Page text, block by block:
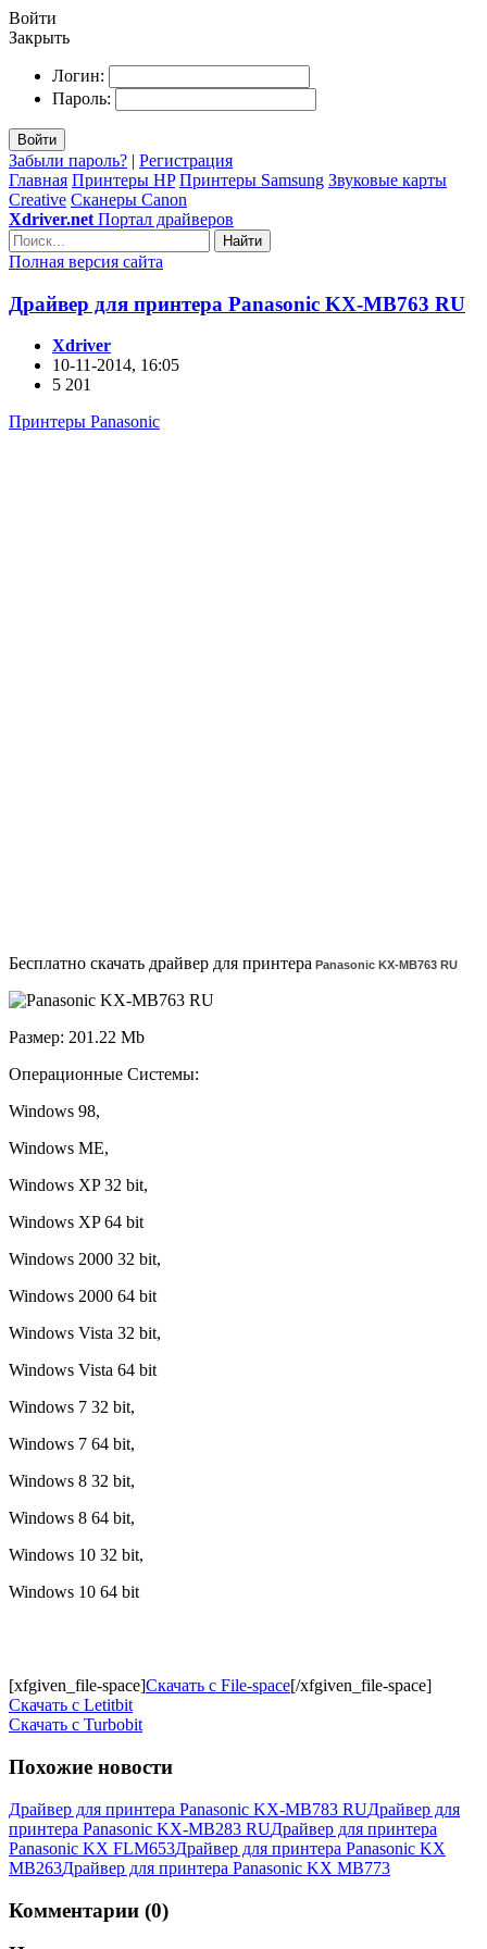
Войти
Закрыть
Логин:
Пароль:
Войти
Забыли пароль? | Регистрация
Главная Принтеры HP Принтеры Samsung Звуковые карты
Creative Сканеры Canon
Xdriver.net Портал драйверов
Найти
Полная версия сайта
Драйвер для принтера Panasonic KX-MB763 RU
Xdriver
10-11-2014, 16:05
5 201
Принтеры Panasonic
Бесплатно скачать драйвер для принтера Panasonic KX-MB763 RU
Размер: 201.22 Mb
Операционные Системы:
Windows 98,
Windows ME,
Windows XP 32 bit,
Windows XP 64 bit
Windows 2000 32 bit,
Windows 2000 64 bit
Windows Vista 32 bit,
Windows Vista 64 bit
Windows 7 32 bit,
Windows 7 64 bit,
Windows 8 32 bit,
Windows 8 64 bit,
Windows 10 32 bit,
Windows 10 64 bit
[xfgiven_file-space]Скачать с File-space[/xfgiven_file-space]
Скачать c Letitbit
Скачать c Turbobit
Похожие новости
Драйвер для принтера Panasonic KX-MB783 RUДрайвер для
принтера Panasonic KX-MB283 RUДрайвер для принтера
Panasonic KX FLM653Драйвер для принтера Panasonic KX
MB263Драйвер для принтера Panasonic KX MB773
Комментарии (0)